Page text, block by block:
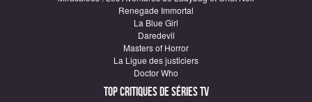
Renegade Immortal
La Blue Girl
Daredevil
Masters of Horror
La Ligue des justiciers
Doctor Who
Top critiques de Séries TV